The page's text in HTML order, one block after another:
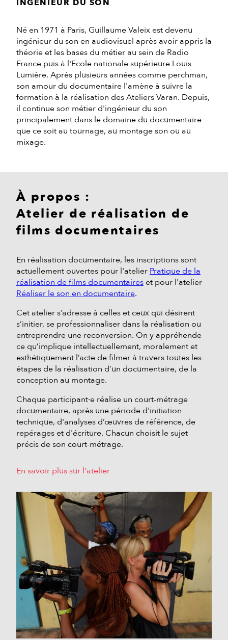
INGÉNIEUR DU SON
Né en 1971 à Paris, Guillaume Valeix est devenu
ingénieur du son en audiovisuel après avoir appris la
théorie et les bases du métier au sein de Radio
France puis à l'Ecole nationale supérieure Louis
Lumière. Après plusieurs années comme perchman,
son amour du documentaire l'amène à suivre la
formation à la réalisation des Ateliers Varan. Depuis,
il continue son métier d'ingénieur du son
principalement dans le domaine du documentaire
que ce soit au tournage, au montage son ou au
mixage.
À propos :
Atelier de réalisation de
films documentaires
En réalisation documentaire, les inscriptions sont
actuellement ouvertes pour l'atelier Pratique de la
réalisation de films documentaires et pour l'atelier
Réaliser le son en documentaire.
Cet atelier s’adresse à celles et ceux qui désirent
s’initier, se professionnaliser dans la réalisation ou
entreprendre une reconversion. On y appréhende
ce qu’implique intellectuellement, moralement et
esthétiquement l’acte de filmer à travers toutes les
étapes de la réalisation d’un documentaire, de la
conception au montage.
Chaque participant·e réalise un court-métrage
documentaire, après une période d'initiation
technique, d'analyses d’œuvres de référence, de
repérages et d'écriture. Chacun choisit le sujet
précis de son court-métrage.
En savoir plus sur l'atelier